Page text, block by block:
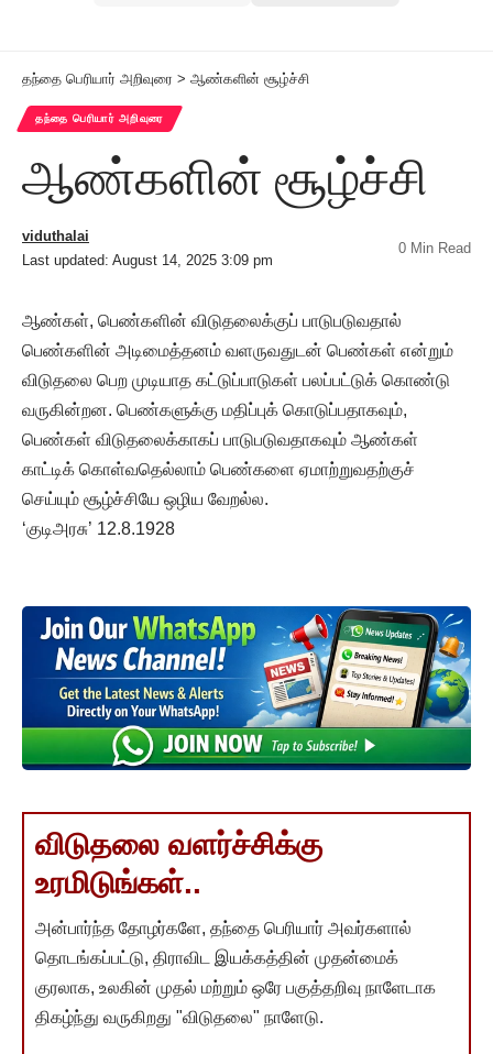
தந்தை பெரியார் அறிவுரை > ஆண்களின் சூழ்ச்சி
தந்தை பெரியார் அறிவுரை
ஆண்களின் சூழ்ச்சி
Last updated: August 14, 2025 3:09 pm
viduthalai
0 Min Read
ஆண்கள், பெண்களின் விடுதலைக்குப் பாடுபடுவதால்
பெண்களின் அடிமைத்தனம் வளருவதுடன் பெண்கள் என்றும்
விடுதலை பெற முடியாத கட்டுப்பாடுகள் பலப்பட்டுக் கொண்டு
வருகின்றன. பெண்களுக்கு மதிப்புக் கொடுப்பதாகவும்,
பெண்கள் விடுதலைக்காகப் பாடுபடுவதாகவும் ஆண்கள்
காட்டிக் கொள்வதெல்லாம் பெண்களை ஏமாற்றுவதற்குச்
செய்யும் சூழ்ச்சியே ஒழிய வேறல்ல.
‘குடிஅரசு’ 12.8.1928
விடுதலை வளர்ச்சிக்கு
உரமிடுங்கள்..
அன்பார்ந்த தோழர்களே, தந்தை பெரியார் அவர்களால்
தொடங்கப்பட்டு, திராவிட இயக்கத்தின் முதன்மைக்
குரலாக, உலகின் முதல் மற்றும் ஒரே பகுத்தறிவு நாளேடாக
திகழ்ந்து வருகிறது "விடுதலை" நாளேடு.